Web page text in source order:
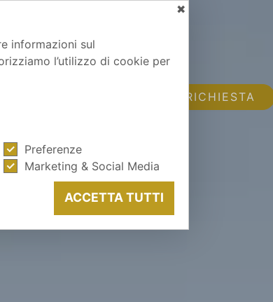
RICHIESTA
✖
informazioni sul
l’utilizzo di cookie per
Preferenze
Marketing & Social Media
ACCETTA TUTTI